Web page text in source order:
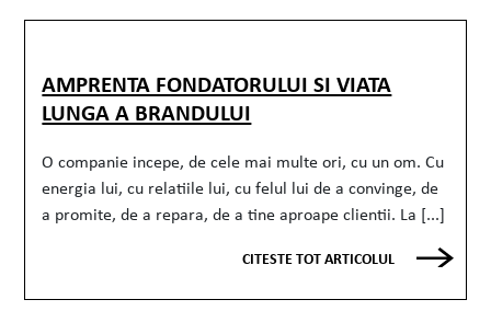
AMPRENTA FONDATORULUI SI VIATA
LUNGA A BRANDULUI
O companie incepe, de cele mai multe ori, cu un om. Cu
energia lui, cu relatiile lui, cu felul lui de a convinge, de
a promite, de a repara, de a tine aproape clientii. La [...]
CITESTE TOT ARTICOLUL